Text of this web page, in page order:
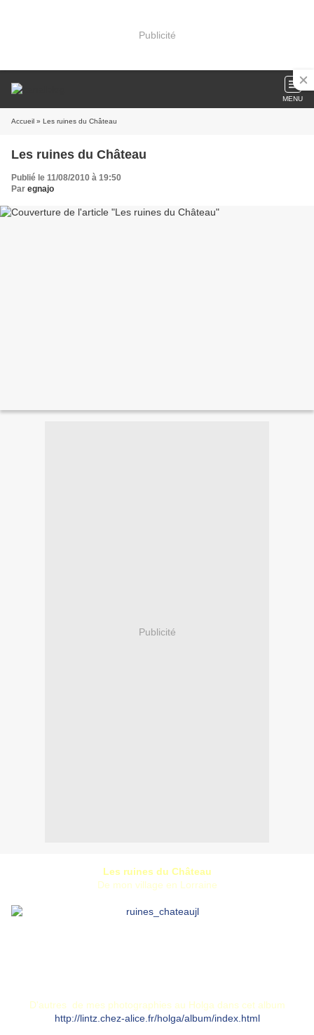
Publicité
MENU
Accueil » Les ruines du Château
Les ruines du Château
Publié le 11/08/2010 à 19:50
Par egnajo
Publicité
Les ruines du Château
De mon village en Lorraine
D'autres de mes photographies au Holga dans cet album
http://lintz.chez-alice.fr/holga/album/index.html